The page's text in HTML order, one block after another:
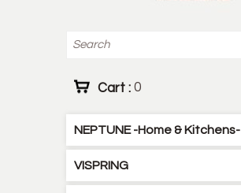
Cart : 0
NEPTUNE -Home & Kitchens-
VISPRING